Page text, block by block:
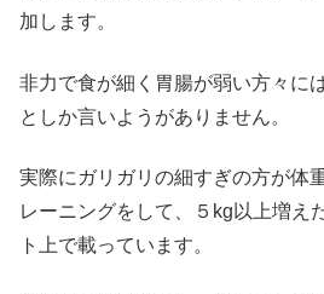
加します。
非力で食が細く胃腸が弱い方々に
としか言いようがありません。
実際にガリガリの細すぎの方が体
レーニングをして、５kg以上増え
ト上で載っています。